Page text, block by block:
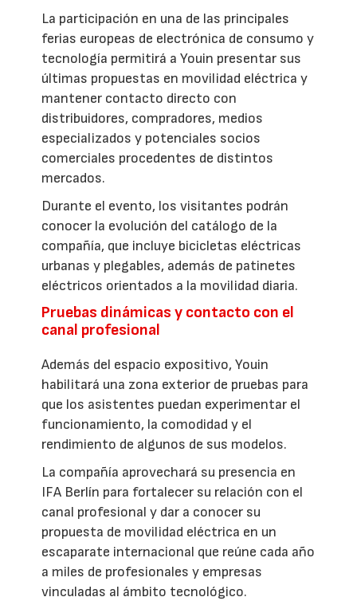
La participación en una de las principales
ferias europeas de electrónica de consumo y
tecnología permitirá a Youin presentar sus
últimas propuestas en movilidad eléctrica y
mantener contacto directo con
distribuidores, compradores, medios
especializados y potenciales socios
comerciales procedentes de distintos
mercados.
Durante el evento, los visitantes podrán
conocer la evolución del catálogo de la
compañía, que incluye bicicletas eléctricas
urbanas y plegables, además de patinetes
eléctricos orientados a la movilidad diaria.
Pruebas dinámicas y contacto con el
canal profesional
Además del espacio expositivo, Youin
habilitará una zona exterior de pruebas para
que los asistentes puedan experimentar el
funcionamiento, la comodidad y el
rendimiento de algunos de sus modelos.
La compañía aprovechará su presencia en
IFA Berlín para fortalecer su relación con el
canal profesional y dar a conocer su
propuesta de movilidad eléctrica en un
escaparate internacional que reúne cada año
a miles de profesionales y empresas
vinculadas al ámbito tecnológico.